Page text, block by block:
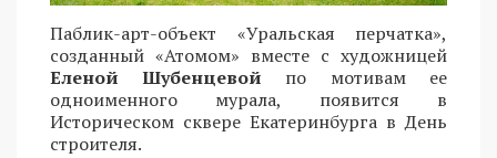
Паблик-арт-объект «Уральская перчатка»,
созданный «Атомом» вместе с художницей
Еленой Шубенцевой по мотивам ее
одноименного мурала, появится в
Историческом сквере Екатеринбурга в День
строителя.